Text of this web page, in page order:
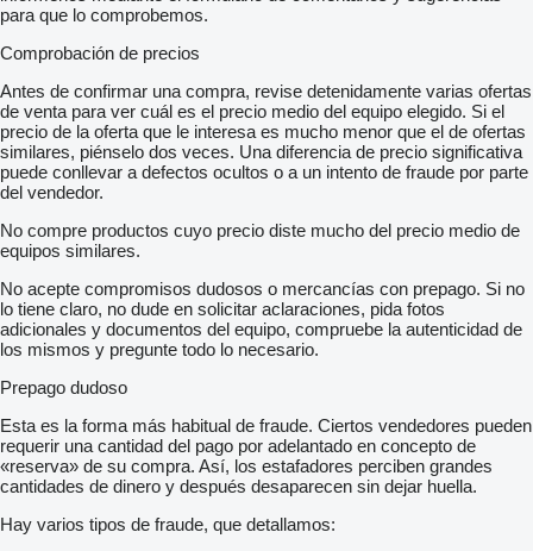
para que lo comprobemos.
Comprobación de precios
Antes de confirmar una compra, revise detenidamente varias ofertas
de venta para ver cuál es el precio medio del equipo elegido. Si el
precio de la oferta que le interesa es mucho menor que el de ofertas
similares, piénselo dos veces. Una diferencia de precio significativa
puede conllevar a defectos ocultos o a un intento de fraude por parte
del vendedor.
No compre productos cuyo precio diste mucho del precio medio de
equipos similares.
No acepte compromisos dudosos o mercancías con prepago. Si no
lo tiene claro, no dude en solicitar aclaraciones, pida fotos
adicionales y documentos del equipo, compruebe la autenticidad de
los mismos y pregunte todo lo necesario.
Prepago dudoso
Esta es la forma más habitual de fraude. Ciertos vendedores pueden
requerir una cantidad del pago por adelantado en concepto de
«reserva» de su compra. Así, los estafadores perciben grandes
cantidades de dinero y después desaparecen sin dejar huella.
Hay varios tipos de fraude, que detallamos: